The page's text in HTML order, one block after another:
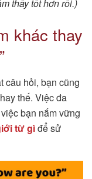
thấy tốt hơn rồi.)
khác thay
câu hỏi, bạn cũng
thế. Việc đa
bạn nắm vững
từ gìđể sử